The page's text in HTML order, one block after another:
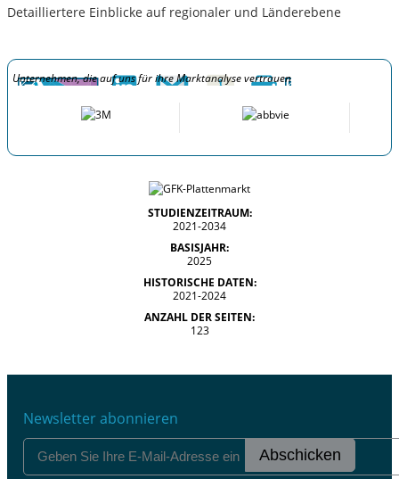
Detailliertere Einblicke auf regionaler und Länderebene
Unternehmen, die auf uns für ihre Marktanalyse vertrauen
STUDIENZEITRAUM:
2021-2034
BASISJAHR:
2025
HISTORISCHE DATEN:
2021-2024
ANZAHL DER SEITEN:
123
Newsletter abonnieren
Abschicken